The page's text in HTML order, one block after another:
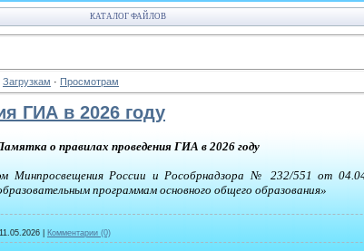
КАТАЛОГ ФАЙЛОВ
Загрузкам · Просмотрам
ГИА в 2026 году
о правилах проведения ГИА в 2026 году
Минпросвещения России и Рособрнадзора № 232/551 от
программам основного общего образования»
11.05.2026 Комментарии (0)